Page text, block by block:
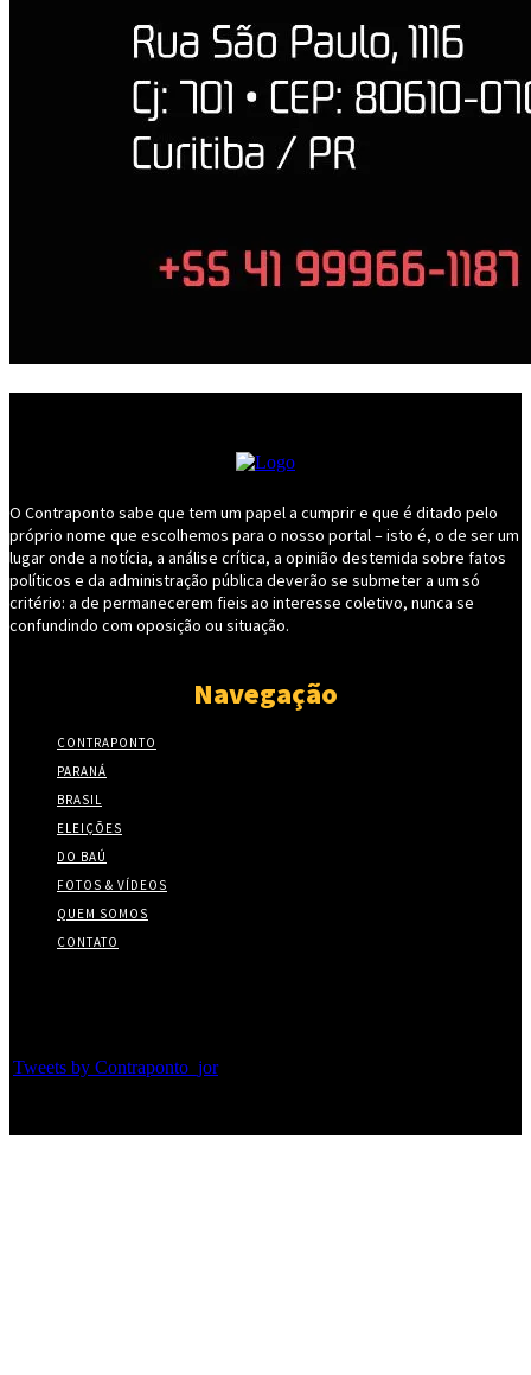
O Contraponto sabe que tem um papel a cumprir e que é ditado pelo
próprio nome que escolhemos para o nosso portal – isto é, o de ser um
lugar onde a notícia, a análise crítica, a opinião destemida sobre fatos
políticos e da administração pública deverão se submeter a um só
critério: a de permanecerem fieis ao interesse coletivo, nunca se
confundindo com oposição ou situação.
Navegação
CONTRAPONTO
PARANÁ
BRASIL
ELEIÇÕES
DO BAÚ
FOTOS & VÍDEOS
QUEM SOMOS
CONTATO
Tweets by Contraponto_jor